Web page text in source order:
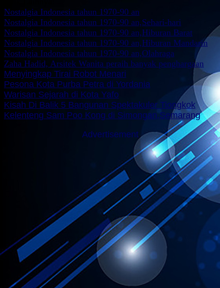
Nostalgia Indonesia tahun 1970-90 an
Nostalgia Indonesia tahun 1970-90 an,Sehari-hari
Nostalgia Indonesia tahun 1970-90 an,Hiburan Barat
Nostalgia Indonesia tahun 1970-90 an,Hiburan Mandarin
Nostalgia Indonesia tahun 1970-90 an,Olahraga
Zaha Hadid, Arsitek Wanita peraih banyak penghargaan
Menyingkap Tirai Robot Menari
Pesona Kota Purba Petra di Yordania
Warisan Sejarah di Kota Yafo
Kisah Di Balik 5 Bangunan Spektakuler Tiongkok
Kelenteng Sam Poo Kong di Simongan,Semarang
Advertisement